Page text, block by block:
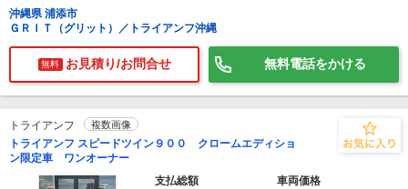
沖縄県 浦添市
ＧＲＩＴ（グリット）／トライアンフ沖縄
無料 お見積り/お問合せ 無料電話をかける
トライアンフ 複数画像
トライアンフ スピードツイン９００ クロームエディショ
ン限定車 ワンオーナー
支払総額
車両価格